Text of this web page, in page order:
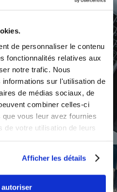
de personnaliser le contenu
fonctionnalités relatives aux
notre trafic. Nous
informations sur l'utilisation de
de médias sociaux, de
combiner celles-ci
vous leur avez fournies
de votre utilisation de leurs
Afficher les détails
autoriser